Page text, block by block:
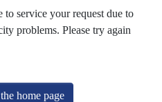
service your request due to
problems. Please try again
home page